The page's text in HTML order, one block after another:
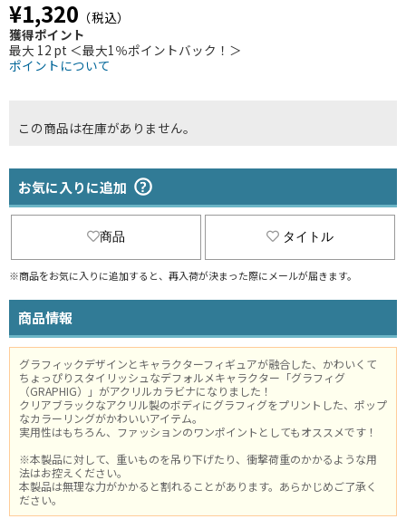
¥1,320 （税込）
獲得ポイント
最大 12 pt ＜最大1％ポイントバック！＞
ポイントについて
この商品は在庫がありません。
お気に入りに追加
商品 タイトル
※商品をお気に入りに追加すると、再入荷が決まった際にメールが届きます。
商品情報
グラフィックデザインとキャラクターフィギュアが融合した、かわいくて
ちょっぴりスタイリッシュなデフォルメキャラクター「グラフィグ
（GRAPHIG）」がアクリルカラビナになりました！
クリアブラックなアクリル製のボディにグラフィグをプリントした、ポップ
なカラーリングがかわいいアイテム。
実用性はもちろん、ファッションのワンポイントとしてもオススメです！
※本製品に対して、重いものを吊り下げたり、衝撃荷重のかかるような用
法はお控えください。
本製品は無理な力がかかると割れることがあります。あらかじめご了承く
ださい。